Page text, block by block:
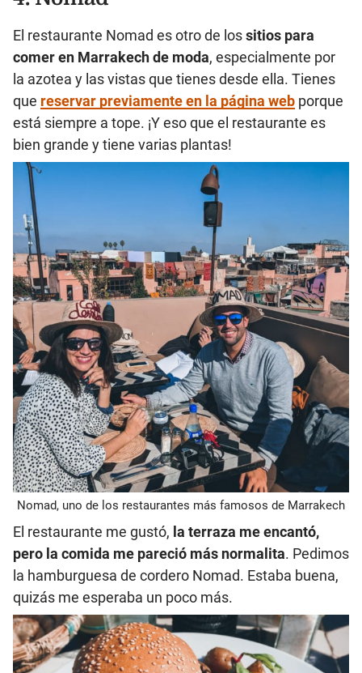
El restaurante Nomad es otro de lossitios para
comer en Marrakech de moda, especialmente por
la azotea y las vistas que tienes desde ella. Tienes
que reservar previamente en la página web porque
está siempre a tope. ¡Y eso que el restaurante es
bien grande y tiene varias plantas!
Nomad, uno de los restaurantes más famosos de Marrakech
El restaurante me gustó, la terraza me encantó,
pero la comida me pareció más normalita. Pedimos
la hamburguesa de cordero Nomad. Estaba buena,
quizás me esperaba un poco más.